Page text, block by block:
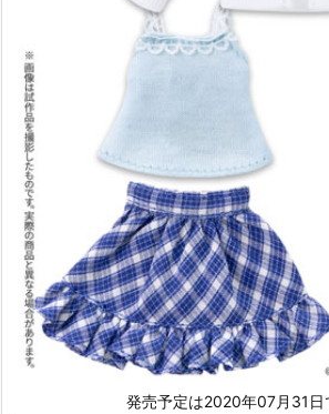
発売予定は2020年07月31日